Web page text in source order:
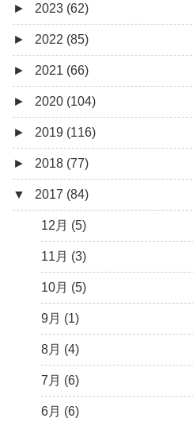
6月 (1)
8月 (1)
7月 (1)
5月 (2)
4月 (3)
3月 (1)
► 2023 (62)
9月 (1)
8月 (1)
7月 (8)
6月 (5)
5月 (7)
4月 (9)
3月 (15)
2月 (6)
1月 (10)
► 2022 (85)
12月 (3)
10月 (1)
9月 (4)
8月 (5)
7月 (5)
6月 (8)
5月 (13)
4月 (12)
3月 (13)
2月 (14)
1月 (7)
► 2021 (66)
12月 (4)
11月 (8)
10月 (1)
8月 (2)
7月 (4)
6月 (6)
5月 (5)
4月 (10)
3月 (5)
2月 (11)
1月 (10)
► 2020 (104)
12月 (7)
11月 (10)
10月 (8)
9月 (5)
8月 (9)
7月 (8)
6月 (3)
5月 (10)
4月 (7)
3月 (8)
► 2019 (116)
12月 (9)
11月 (11)
10月 (9)
9月 (16)
8月 (9)
7月 (11)
6月 (5)
5月 (8)
4月 (12)
► 2018 (77)
12月 (6)
11月 (4)
10月 (8)
9月 (12)
8月 (4)
7月 (7)
6月 (7)
5月 (7)
▼ 2017 (84)
12月 (5)
11月 (3)
10月 (5)
9月 (1)
8月 (4)
7月 (6)
6月 (6)